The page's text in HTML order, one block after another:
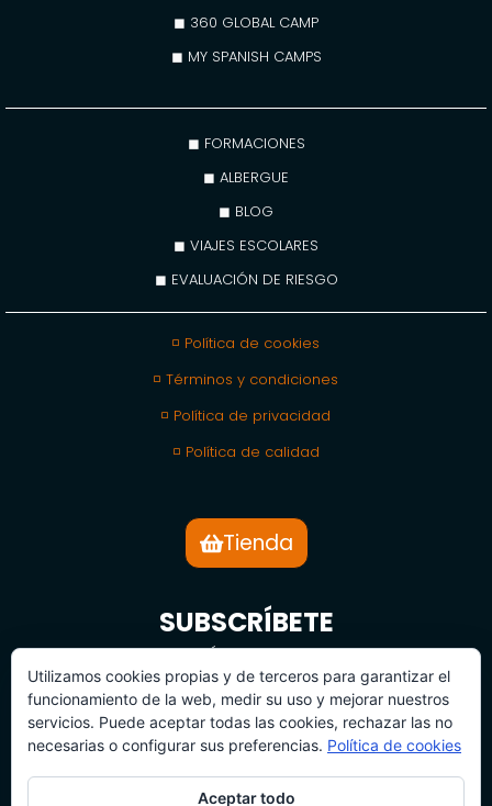
◼ 360 GLOBAL CAMP
◼ MY SPANISH CAMPS
◼ FORMACIONES
◼ ALBERGUE
◼ BLOG
◼ VIAJES ESCOLARES
◼ EVALUACIÓN DE RIESGO
◽ Política de cookies
◽ Términos y condiciones
◽ Política de privacidad
◽ Política de calidad
Tienda
SUBSCRÍBETE
BOLETÍN DE NOTICIAS
Utilizamos cookies propias y de terceros para garantizar el
funcionamiento de la web, medir su uso y mejorar nuestros
servicios. Puede aceptar todas las cookies, rechazar las no
necesarias o configurar sus preferencias. Política de cookies
Aceptar todo